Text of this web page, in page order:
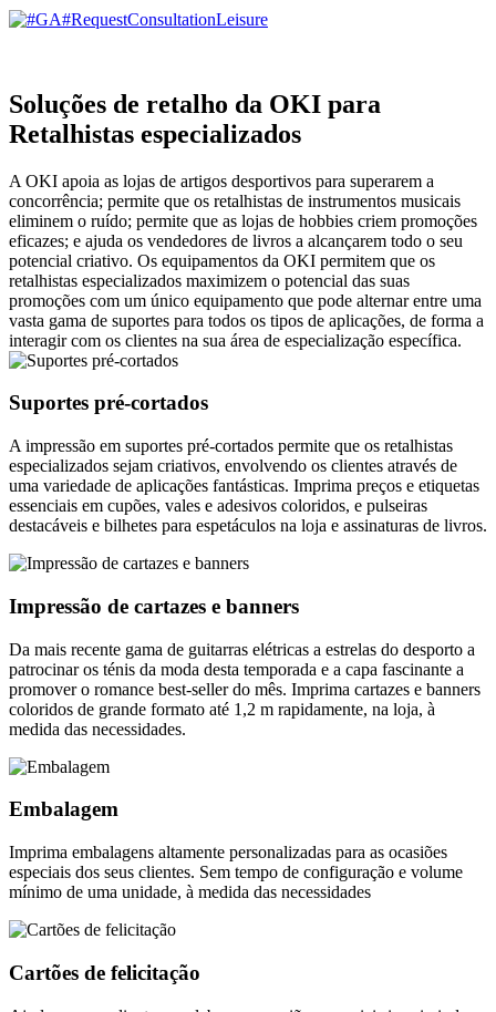
Soluções de retalho da OKI para
Retalhistas especializados
A OKI apoia as lojas de artigos desportivos para superarem a
concorrência; permite que os retalhistas de instrumentos musicais
eliminem o ruído; permite que as lojas de hobbies criem promoções
eficazes; e ajuda os vendedores de livros a alcançarem todo o seu
potencial criativo. Os equipamentos da OKI permitem que os
retalhistas especializados maximizem o potencial das suas
promoções com um único equipamento que pode alternar entre uma
vasta gama de suportes para todos os tipos de aplicações, de forma a
interagir com os clientes na sua área de especialização específica.
Suportes pré-cortados
A impressão em suportes pré-cortados permite que os retalhistas
especializados sejam criativos, envolvendo os clientes através de
uma variedade de aplicações fantásticas. Imprima preços e etiquetas
essenciais em cupões, vales e adesivos coloridos, e pulseiras
destacáveis e bilhetes para espetáculos na loja e assinaturas de livros.
Impressão de cartazes e banners
Da mais recente gama de guitarras elétricas a estrelas do desporto a
patrocinar os ténis da moda desta temporada e a capa fascinante a
promover o romance best-seller do mês. Imprima cartazes e banners
coloridos de grande formato até 1,2 m rapidamente, na loja, à
medida das necessidades.
Embalagem
Imprima embalagens altamente personalizadas para as ocasiões
especiais dos seus clientes. Sem tempo de configuração e volume
mínimo de uma unidade, à medida das necessidades
Cartões de felicitação